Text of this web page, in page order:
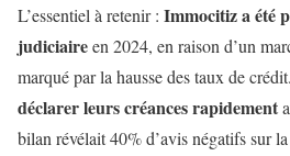
L’essentiel à retenir : Immocitiz a été
judiciaireen 2024, en raison d’un
marqué par la hausse des taux de
déclarer leurs créances rapidement
bilan révélait 40% d’avis négatifs sur